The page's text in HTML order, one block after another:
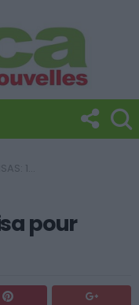
motif religieux
pour